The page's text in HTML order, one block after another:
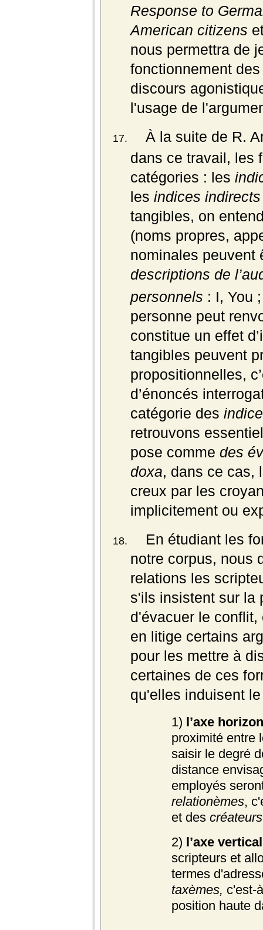
Response to
American citizens
nous permettra de
fonctionnement
discours
l'usage de
À la suite de R.
dans ce travail, les
catégories : les
les indices indirects
tangibles, on
(noms propres,
nominales peuvent
descriptions de
personnels : I, You
personne peut
constitue un effet
tangibles peuvent
propositionnelles,
d’énoncés
catégorie des
retrouvons
pose comme des
doxa, dans ce cas,
creux par les
implicitement ou
En étudiant les
notre corpus, nous
relations les
s'ils insistent sur la
d'évacuer le
en litige certains
pour les mettre à
certaines de ces
qu'elles induisent
1) l’axe
proximité entre
saisir le degré
distance
employés
relationèmes,
et des créateurs
2) l’axe
scripteurs et
termes
taxèmes, c'est-
position haute